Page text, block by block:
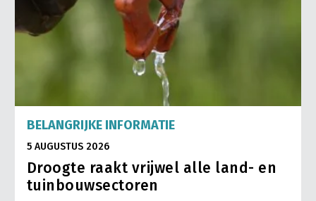
BELANGRIJKE INFORMATIE
5 AUGUSTUS 2026
Droogte raakt vrijwel alle land- en
tuinbouwsectoren